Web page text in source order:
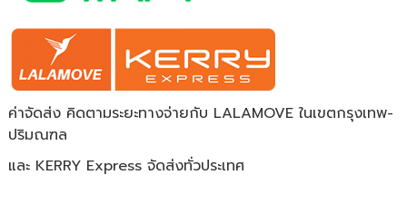
ค่าจัดส่ง คิดตามระยะทางจ่ายกับ LALAMOVE ในเขตกรุงเทพ-
ปริมณฑล
และ KERRY Express จัดส่งทั่วประเทศ